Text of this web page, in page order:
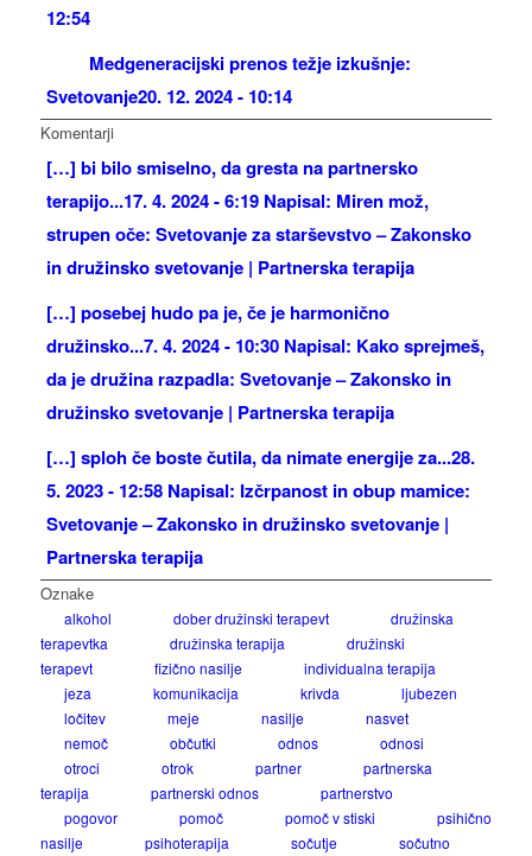
12:54
Medgeneracijski prenos težje izkušnje:
Svetovanje20. 12. 2024 - 10:14
Komentarji
[…] bi bilo smiselno, da gresta na partnersko
terapijo...17. 4. 2024 - 6:19 Napisal: Miren mož,
strupen oče: Svetovanje za starševstvo – Zakonsko
in družinsko svetovanje | Partnerska terapija
[…] posebej hudo pa je, če je harmonično
družinsko...7. 4. 2024 - 10:30 Napisal: Kako sprejmeš,
da je družina razpadla: Svetovanje – Zakonsko in
družinsko svetovanje | Partnerska terapija
[…] sploh če boste čutila, da nimate energije za...28.
5. 2023 - 12:58 Napisal: Izčrpanost in obup mamice:
Svetovanje – Zakonsko in družinsko svetovanje |
Partnerska terapija
Oznake
alkohol dober družinski terapevt
družinska
terapevtka
družinska terapija
družinski
terapevt
fizično nasilje
individualna terapija
jeza
komunikacija krivda
ljubezen
ločitev
meje nasilje
nasvet
nemoč
občutki odnos
odnosi
otroci
otrok partner
partnerska
terapija
partnerski odnos
partnerstvo
pogovor
pomoč pomoč v stiski
psihično
nasilje
psihoterapija sočutje
sočutno